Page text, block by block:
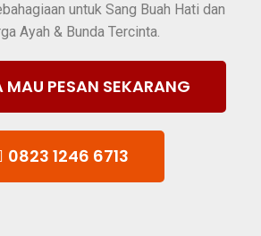
untuk Sang Buah Hati dan
Ayah & Bunda Tercinta.
MAU PESAN SEKARANG
0823 1246 6713